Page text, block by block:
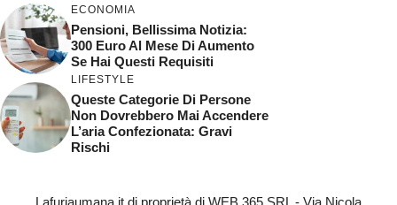
ECONOMIA
Pensioni, Bellissima Notizia:
300 Euro Al Mese Di Aumento
Se Hai Questi Requisiti
LIFESTYLE
Queste Categorie Di Persone
Non Dovrebbero Mai Accendere
L’aria Confezionata: Gravi
Rischi